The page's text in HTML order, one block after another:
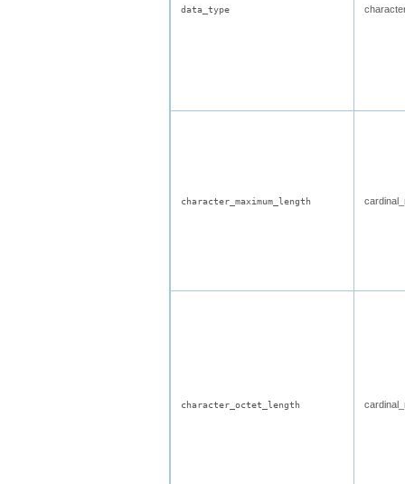
data_type
character_maximum_length
character_octet_length